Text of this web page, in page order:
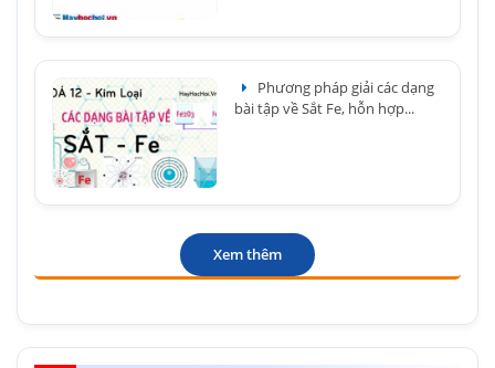
Phương pháp giải các dạng
bài tập về Sắt Fe, hỗn hợp...
Xem thêm